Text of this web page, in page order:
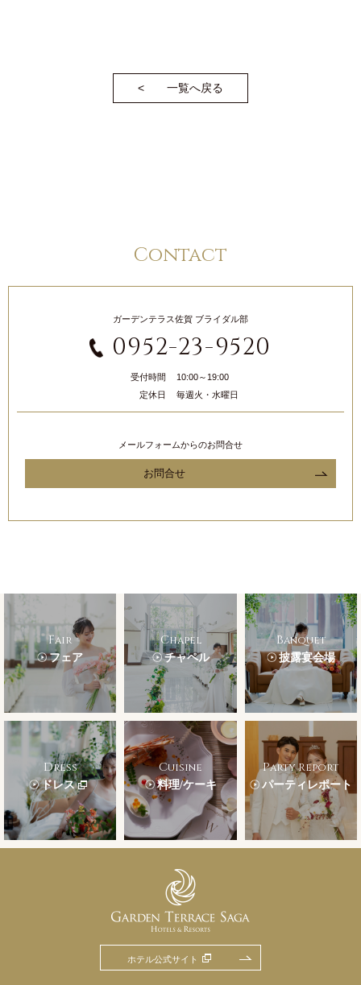
一覧へ戻る
Contact
ガーデンテラス佐賀 ブライダル部
0952-23-9520
受付時間
10:00～19:00
定休日
毎週火・水曜日
メールフォームからのお問合せ
お問合せ
Fair
フェア
Chapel
チャペル
Banquet
披露宴会場
Dress
ドレス
Cuisine
料理/ケーキ
Party Report
パーティレポート
ホテル公式サイト